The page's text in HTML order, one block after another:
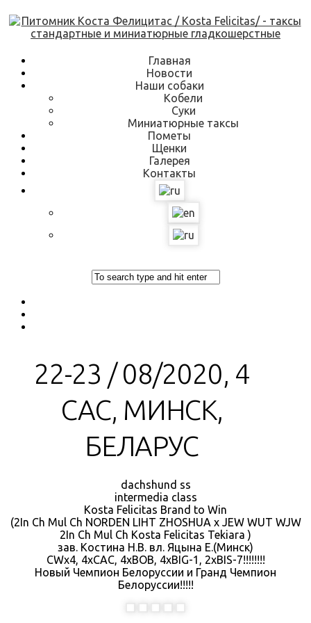
Skip
to
content
Главная
Новости
Наши собаки
Кобели
Суки
Миниатюрные таксы
Пометы
Щенки
Галерея
Контакты
22-23 / 08/2020, 4
САС, МИНСК,
БЕЛАРУС
dachshund ss
intermedia class
Kosta Felicitas Brand to Win
(2In Ch Mul Ch NORDEN LIHT ZHOSHUA х JEW WUT WJW
2In Ch Mul Ch Kosta Felicitas Tekiara )
зав. Костина Н.В. вл. Яцына Е.(Минск)
СWx4, 4хСАС, 4хBOB, 4xBIG-1, 2xBIS-7!!!!!!!!
Новый Чемпион Белоруссии и Гранд Чемпион
Белоруссии!!!!!